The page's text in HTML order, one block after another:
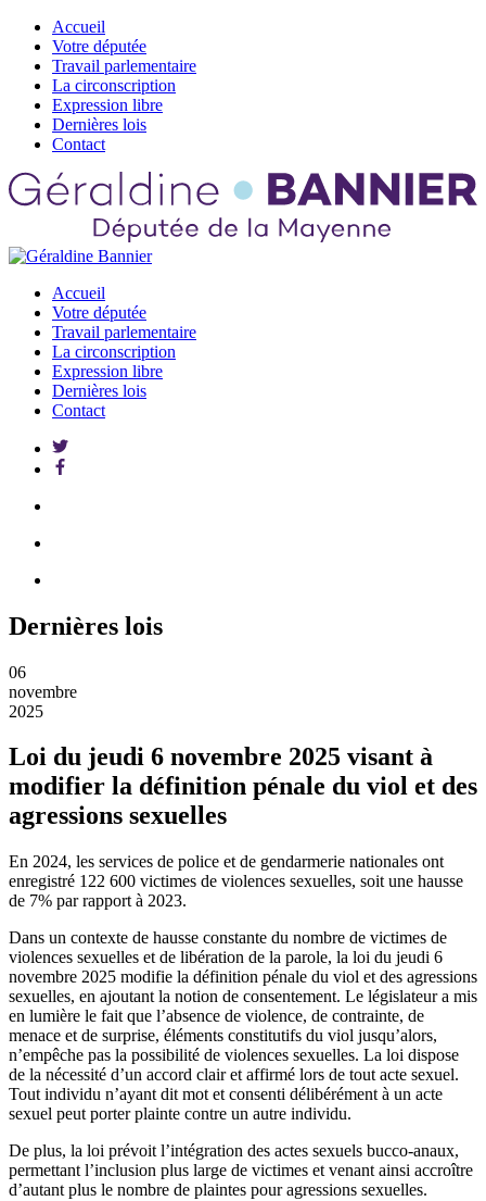
Accueil
Votre députée
Travail parlementaire
La circonscription
Expression libre
Dernières lois
Contact
Accueil
Votre députée
Travail parlementaire
La circonscription
Expression libre
Dernières lois
Contact
Dernières lois
06
novembre
2025
Loi du jeudi 6 novembre 2025 visant à
modifier la définition pénale du viol et des
agressions sexuelles
En 2024, les services de police et de gendarmerie nationales ont
enregistré 122 600 victimes de violences sexuelles, soit une hausse
de 7% par rapport à 2023.
Dans un contexte de hausse constante du nombre de victimes de
violences sexuelles et de libération de la parole, la loi du jeudi 6
novembre 2025 modifie la définition pénale du viol et des agressions
sexuelles, en ajoutant la notion de consentement. Le législateur a mis
en lumière le fait que l’absence de violence, de contrainte, de
menace et de surprise, éléments constitutifs du viol jusqu’alors,
n’empêche pas la possibilité de violences sexuelles. La loi dispose
de la nécessité d’un accord clair et affirmé lors de tout acte sexuel.
Tout individu n’ayant dit mot et consenti délibérément à un acte
sexuel peut porter plainte contre un autre individu.
De plus, la loi prévoit l’intégration des actes sexuels bucco-anaux,
permettant l’inclusion plus large de victimes et venant ainsi accroître
d’autant plus le nombre de plaintes pour agressions sexuelles.